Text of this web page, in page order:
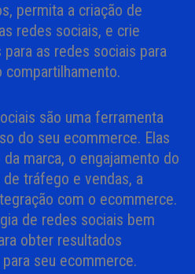
permita a criação de
redes sociais, e crie
as redes sociais para
compartilhamento.
são uma ferramenta
do seu ecommerce. Elas
marca, o engajamento do
tráfego e vendas, a
com o ecommerce.
de redes sociais bem
obter resultados
seu ecommerce.